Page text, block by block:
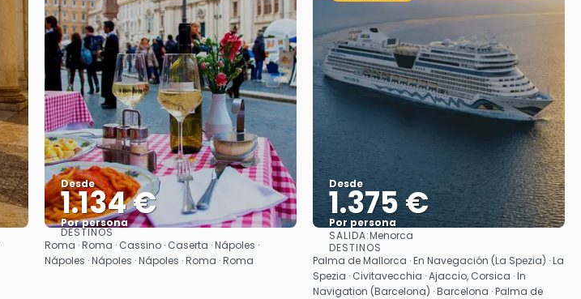
Desde
1.134 €
Por persona
Ver
DESTINOS
Roma · Roma · Cassino · Caserta · Nápoles ·
Nápoles · Nápoles · Nápoles · Roma · Roma
Desde
1.375 €
Por persona
SALIDA:Menorca
DESTINOS
Palma de Mallorca · En Navegación (La Spezia) · La
Spezia · Civitavecchia · Ajaccio, Corsica · In
Navigation (Barcelona) · Barcelona · Palma de